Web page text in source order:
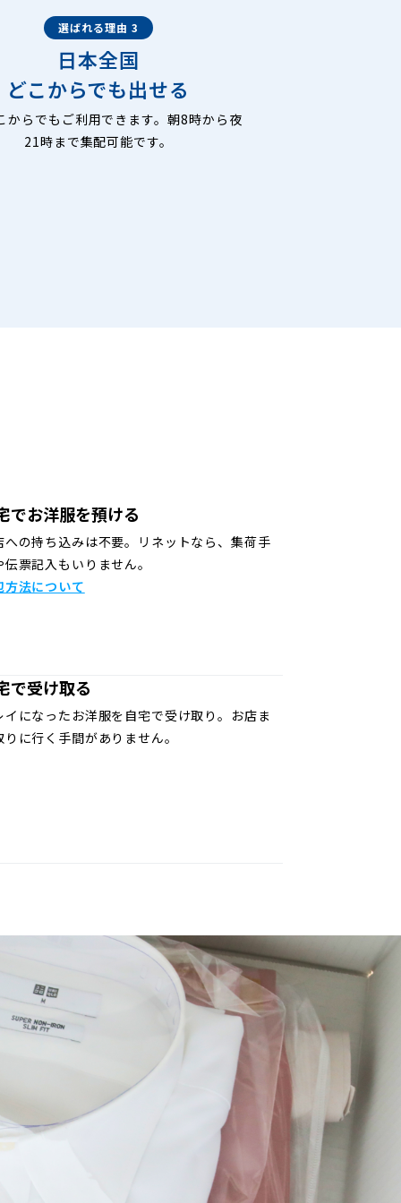
選ばれる理由 3
日本全国
どこからでも出せる
からでもご利用できます。朝8時から夜
21時まで集配可能です。
でお洋服を預ける
への持ち込みは不要。リネットなら、集荷手
伝票記入もいりません。
方法について
で受け取る
イになったお洋服を自宅で受け取り。お店ま
りに行く手間がありません。